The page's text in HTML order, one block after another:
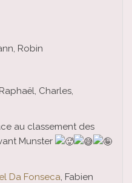
Robin
Charles,
au classement des
Munster
Da Fonseca, Fabien